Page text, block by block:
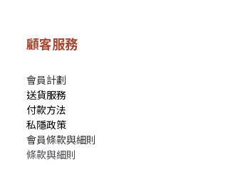
顧客服務
會員計劃
送貨服務
付款方法
私隱政策
會員條款與細則
條款與細則